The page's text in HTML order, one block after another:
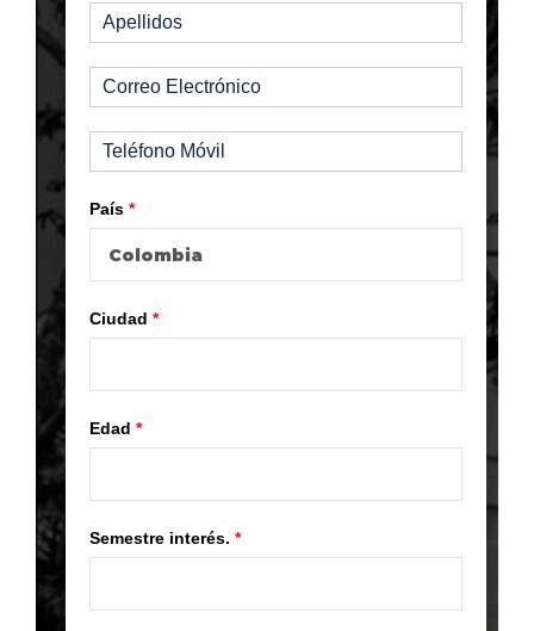
País *
Colombia
Ciudad *
Edad *
Semestre interés. *